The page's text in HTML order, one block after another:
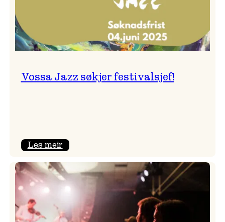
Vossa Jazz søkjer festivalsjef!
Les meir:
Jazz
søkjer